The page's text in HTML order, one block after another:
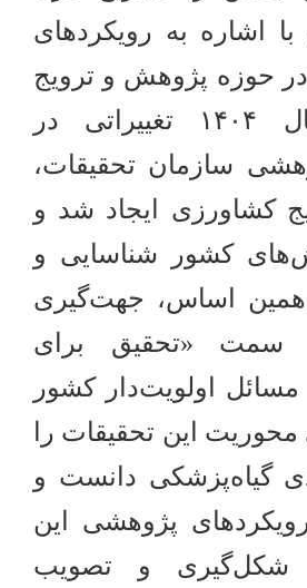
اشاره به رویکردهای
حوزه پژوهش و ترویج
۱۴۰۴ تغییراتی در
سازمان تحقیقات،
کشاورزی ایجاد شد و
کشور شناسایی و
اساس، جهت‌گیری
سمت «تحقیق برای
اولویت‌دار کشور
این تحقیقات را
گیاه‌پزشکی دانست و
پژوهشی این
شکل‌گیری و تصویب